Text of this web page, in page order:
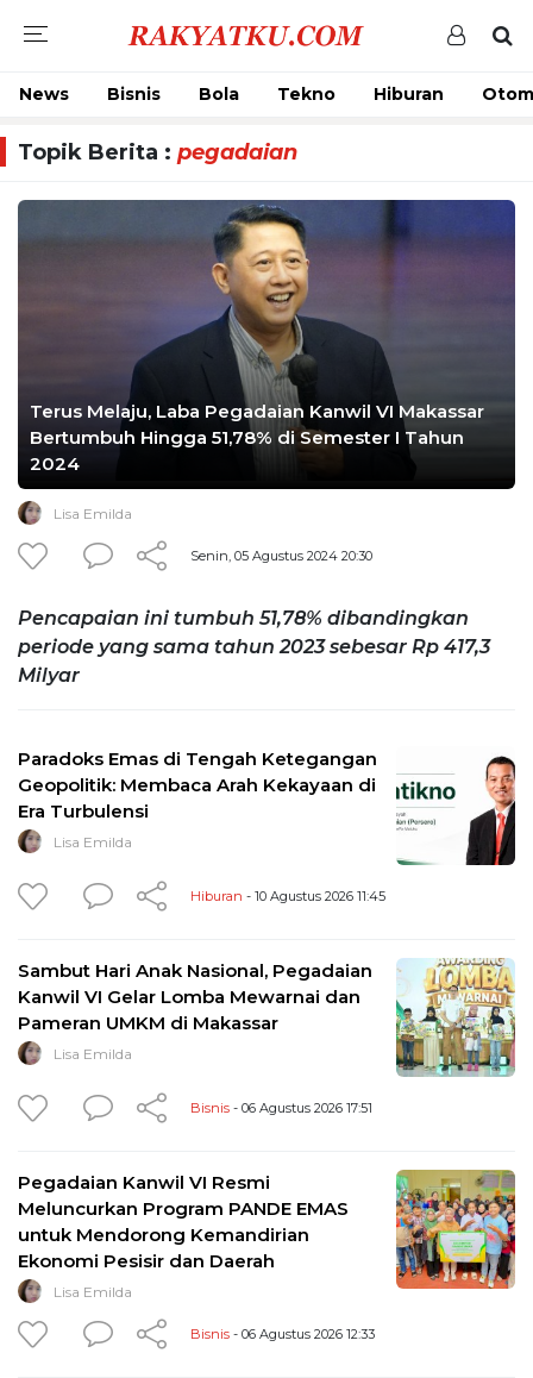
News Bisnis Bola Tekno Hiburan
Topik Berita : pegadaian
Terus Melaju, Laba Pegadaian Kanwil VI Makassar
Bertumbuh Hingga 51,78% di Semester I Tahun
2024
Lisa Emilda
Senin, 05 Agustus 2024 20:30
Pencapaian ini tumbuh 51,78% dibandingkan
periode yang sama tahun 2023 sebesar Rp 417,3
Milyar
Paradoks Emas di Tengah Ketegangan
Geopolitik: Membaca Arah Kekayaan di
Era Turbulensi
Lisa Emilda
Hiburan - 10 Agustus 2026 11:45
Sambut Hari Anak Nasional, Pegadaian
Kanwil VI Gelar Lomba Mewarnai dan
Pameran UMKM di Makassar
Lisa Emilda
Bisnis - 06 Agustus 2026 17:51
Pegadaian Kanwil VI Resmi
Meluncurkan Program PANDE EMAS
untuk Mendorong Kemandirian
Ekonomi Pesisir dan Daerah
Lisa Emilda
Bisnis - 06 Agustus 2026 12:33